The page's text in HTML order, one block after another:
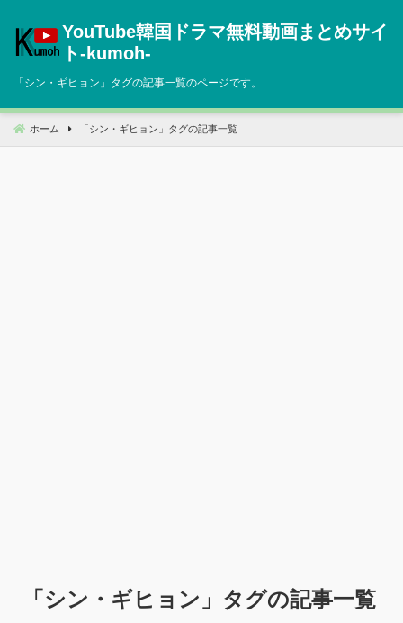
へ
動
YouTube韓国ドラマ無料動画まとめサイ
ト‐kumoh‐
「シン・ギヒョン 」タグの記事一覧のページです。
ホーム 「 シン・ギヒョン 」タグの記事一覧
「シン・ギヒョン 」タグの記事一覧